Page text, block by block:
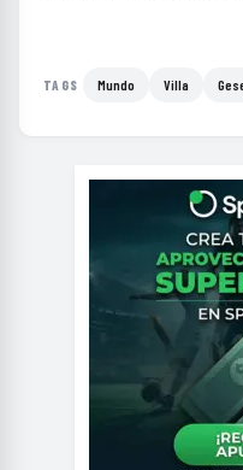
TAGS Mundo Villa